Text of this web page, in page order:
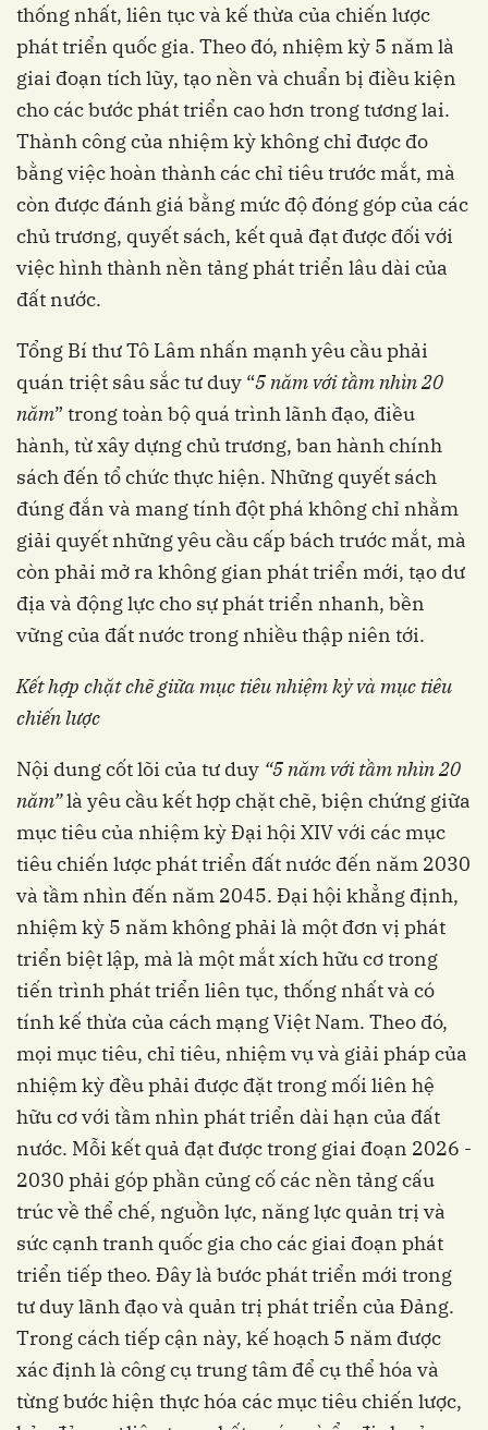
thống nhất, liên tục và kế thừa của chiến lược
phát triển quốc gia. Theo đó, nhiệm kỳ 5 năm là
giai đoạn tích lũy, tạo nền và chuẩn bị điều kiện
cho các bước phát triển cao hơn trong tương lai.
Thành công của nhiệm kỳ không chỉ được đo
bằng việc hoàn thành các chỉ tiêu trước mắt, mà
còn được đánh giá bằng mức độ đóng góp của các
chủ trương, quyết sách, kết quả đạt được đối với
việc hình thành nền tảng phát triển lâu dài của
đất nước.
Tổng Bí thư Tô Lâm nhấn mạnh yêu cầu phải
quán triệt sâu sắc tư duy “5 năm với tầm nhìn 20
năm” trong toàn bộ quá trình lãnh đạo, điều
hành, từ xây dựng chủ trương, ban hành chính
sách đến tổ chức thực hiện. Những quyết sách
đúng đắn và mang tính đột phá không chỉ nhằm
giải quyết những yêu cầu cấp bách trước mắt, mà
còn phải mở ra không gian phát triển mới, tạo dư
địa và động lực cho sự phát triển nhanh, bền
vững của đất nước trong nhiều thập niên tới.
Kết hợp chặt chẽ giữa mục tiêu nhiệm kỳ và mục tiêu
chiến lược
Nội dung cốt lõi của tư duy “5 năm với tầm nhìn 20
năm”là yêu cầu kết hợp chặt chẽ, biện chứng giữa
mục tiêu của nhiệm kỳ Đại hội XIV với các mục
tiêu chiến lược phát triển đất nước đến năm 2030
và tầm nhìn đến năm 2045. Đại hội khẳng định,
nhiệm kỳ 5 năm không phải là một đơn vị phát
triển biệt lập, mà là một mắt xích hữu cơ trong
tiến trình phát triển liên tục, thống nhất và có
tính kế thừa của cách mạng Việt Nam. Theo đó,
mọi mục tiêu, chỉ tiêu, nhiệm vụ và giải pháp của
nhiệm kỳ đều phải được đặt trong mối liên hệ
hữu cơ với tầm nhìn phát triển dài hạn của đất
nước. Mỗi kết quả đạt được trong giai đoạn 2026 -
2030 phải góp phần củng cố các nền tảng cấu
trúc về thể chế, nguồn lực, năng lực quản trị và
sức cạnh tranh quốc gia cho các giai đoạn phát
triển tiếp theo. Đây là bước phát triển mới trong
tư duy lãnh đạo và quản trị phát triển của Đảng.
Trong cách tiếp cận này, kế hoạch 5 năm được
xác định là công cụ trung tâm để cụ thể hóa và
từng bước hiện thực hóa các mục tiêu chiến lược,